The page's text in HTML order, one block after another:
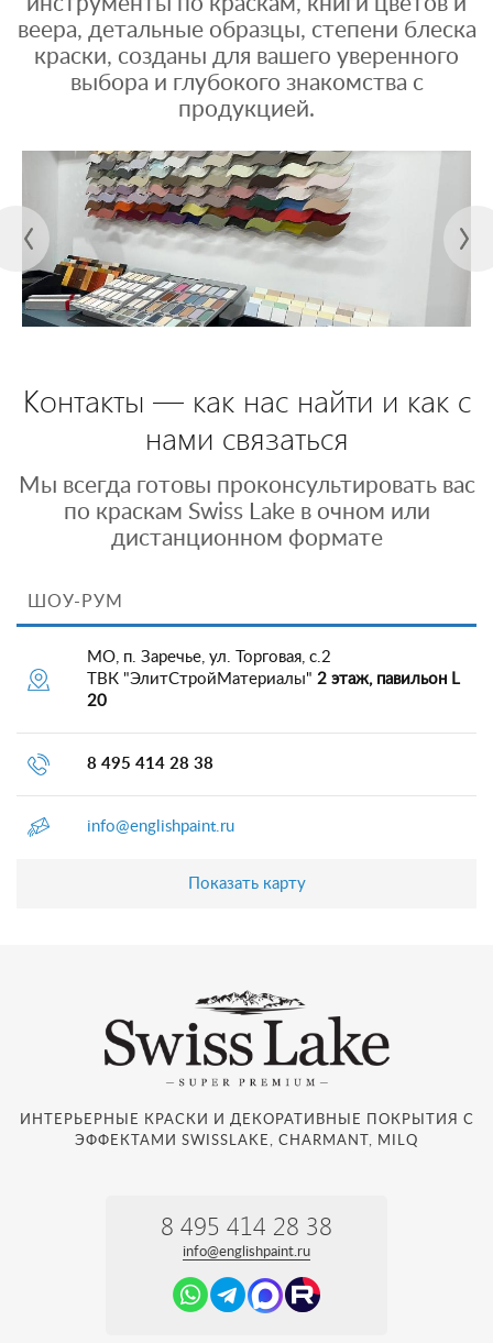
веера, детальные образцы, степени блеска
краски, созданы для вашего уверенного
выбора и глубокого знакомства с
продукцией.
Контакты — как нас найти и как с
нами связаться
Мы всегда готовы проконсультировать вас
по краскам Swiss Lake в очном или
дистанционном формате
ШОУ-РУМ
МО, п. Заречье, ул. Торговая, с.2
ТВК "ЭлитСтройМатериалы" 2 этаж, павильон L
20
8 495 414 28 38
info@englishpaint.ru
Показать карту
ИНТЕРЬЕРНЫЕ КРАСКИ И ДЕКОРАТИВНЫЕ ПОКРЫТИЯ С
ЭФФЕКТАМИ SWISSLAKE, CHARMANT, MILQ
8 495 414 28 38
info@englishpaint.ru